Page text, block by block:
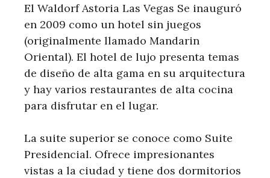
El Waldorf Astoria Las Vegas Se inauguró
en 2009 como un hotel sin juegos
(originalmente llamado Mandarin
Oriental). El hotel de lujo presenta temas
de diseño de alta gama en su arquitectura
y hay varios restaurantes de alta cocina
para disfrutar en el lugar.
La suite superior se conoce como Suite
Presidencial. Ofrece impresionantes
vistas a la ciudad y tiene dos dormitorios